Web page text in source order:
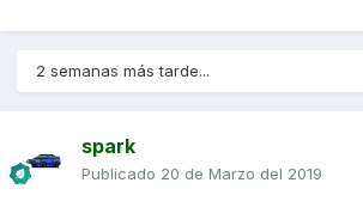
2 semanas más tarde...
spark
Publicado 20 de Marzo del 2019